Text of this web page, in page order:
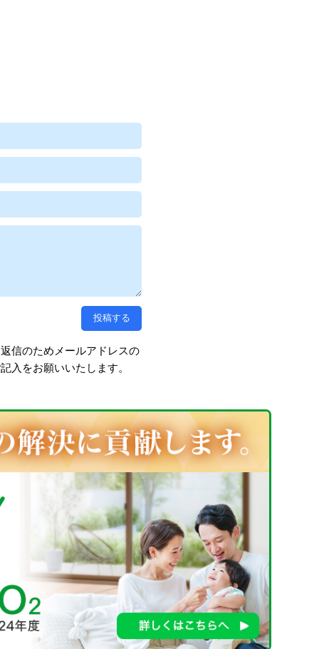
信のためメールアドレスの
入をお願いいたします。